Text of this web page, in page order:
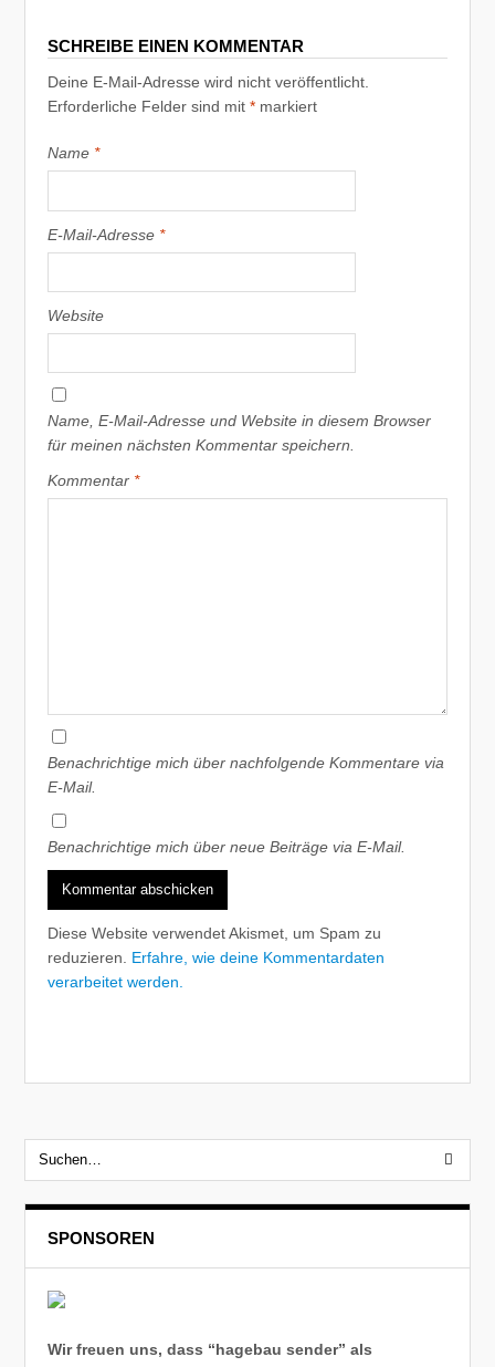
SCHREIBE EINEN KOMMENTAR
Deine E-Mail-Adresse wird nicht veröffentlicht.
Erforderliche Felder sind mit* markiert
Name *
E-Mail-Adresse *
Website
Name, E-Mail-Adresse und Website in diesem Browser
für meinen nächsten Kommentar speichern.
Kommentar *
Benachrichtige mich über nachfolgende Kommentare via
E-Mail.
Benachrichtige mich über neue Beiträge via E-Mail.
Diese Website verwendet Akismet, um Spam zu
reduzieren. Erfahre, wie deine Kommentardaten
verarbeitet werden.
SPONSOREN
Wir freuen uns, dass “hagebau sender” als